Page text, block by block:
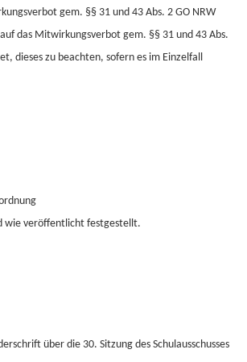
gem. §§ 31 und 43 Abs. 2 GO NRW
das Mitwirkungsverbot gem. §§ 31 und 43 Abs.
dieses zu beachten, sofern es im Einzelfall
wie veröffentlicht festgestellt.
über die 30. Sitzung des Schulausschusses